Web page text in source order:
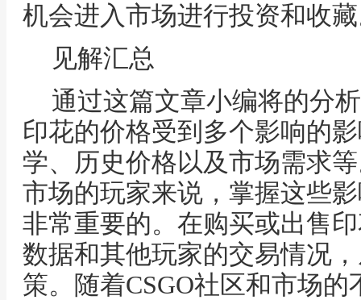
机会进入市场进行投资和收
见解汇总
通过这篇文章小编将的分
印花的价格受到多个影响的
学、历史价格以及市场需求
市场的玩家来说，掌握这些
非常重要的。在购买或出售
数据和其他玩家的交易情况
策。随着CSGO社区和市场